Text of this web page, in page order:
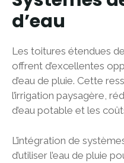
d’eau
Les toitures étendues
offrent d’excellentes
d’eau de pluie. Cette
l’irrigation paysagère,
d’eau potable et les
L’intégration de
d’utiliser l’eau de pluie